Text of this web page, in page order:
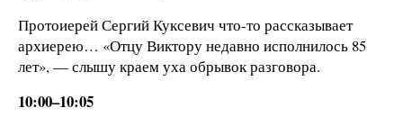
Протоиерей Сергий Куксевич что-то рассказывает
архиерею… «Отцу Виктору недавно исполнилось 85
лет», — слышу краем уха обрывок разговора.
10:00–10:05